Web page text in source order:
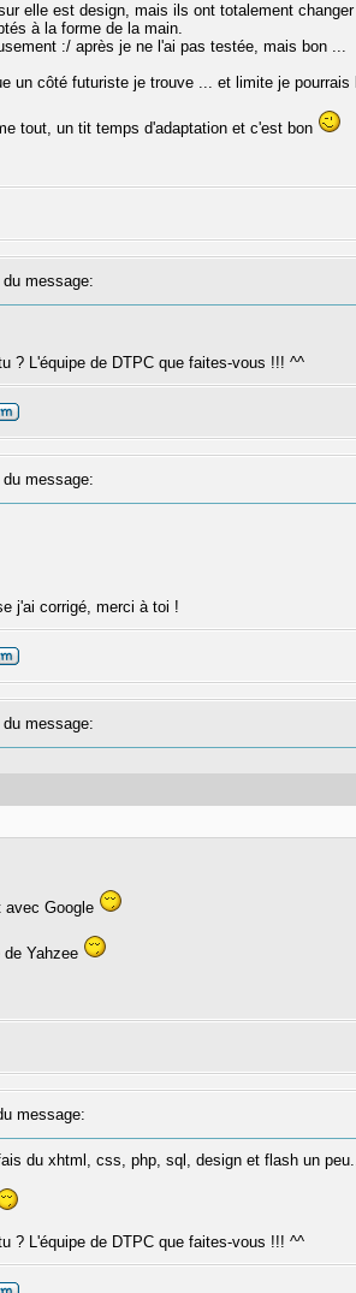
elle est design, mais ils ont totalement
à la forme de la main.
:/ après je ne l'ai pas testée, mais bon ...
un côté futuriste je trouve ... et limite je
tout, un tit temps d'adaptation et c'est bon
message:
? L'équipe de DTPC que faites-vous !!! ^^
message:
j'ai corrigé, merci à toi !
message:
avec Google
Yahzee
message:
du xhtml, css, php, sql, design et flash un
? L'équipe de DTPC que faites-vous !!! ^^